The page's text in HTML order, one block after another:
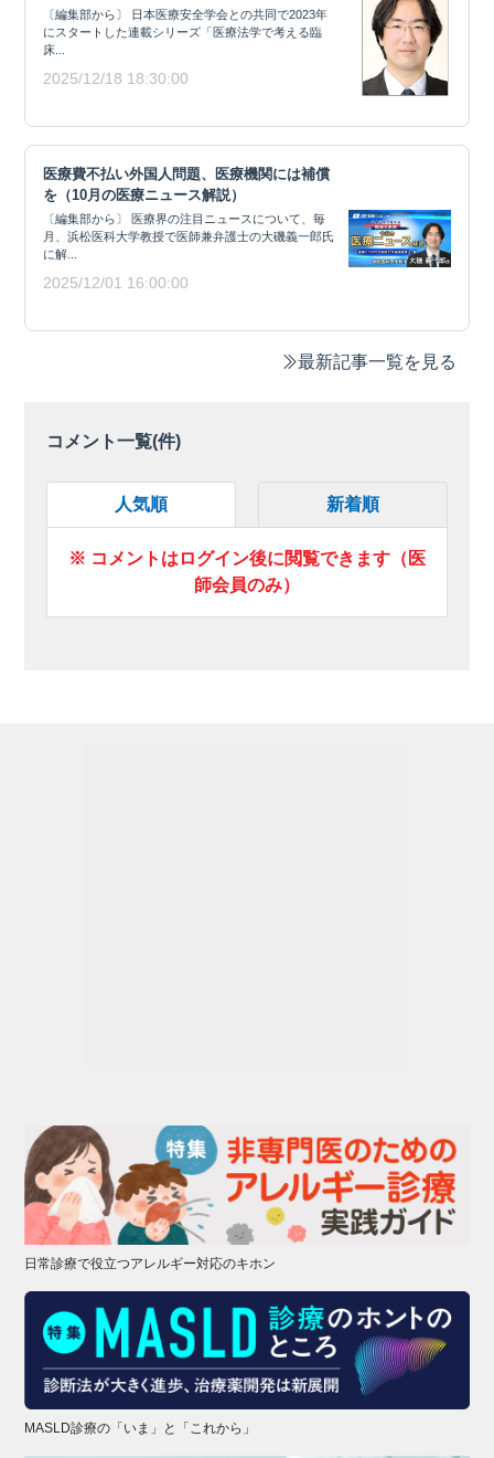
〔編集部から〕 日本医療安全学会との共同で2023年
にスタートした連載シリーズ「医療法学で考える臨
床...
2025/12/18 18:30:00
医療費不払い外国人問題、医療機関には補償
を（10月の医療ニュース解説）
〔編集部から〕 医療界の注目ニュースについて、毎
月、浜松医科大学教授で医師兼弁護士の大磯義一郎氏
に解...
2025/12/01 16:00:00
最新記事一覧を見る
コメント一覧(件)
人気順 新着順
※ コメントはログイン後に閲覧できます（医
師会員のみ）
日常診療で役立つアレルギー対応のキホン
MASLD診療の「いま」と「これから」